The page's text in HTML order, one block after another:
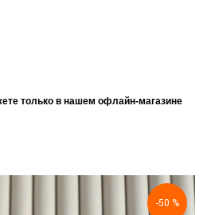
только в нашем офлайн-магазине
-50 %